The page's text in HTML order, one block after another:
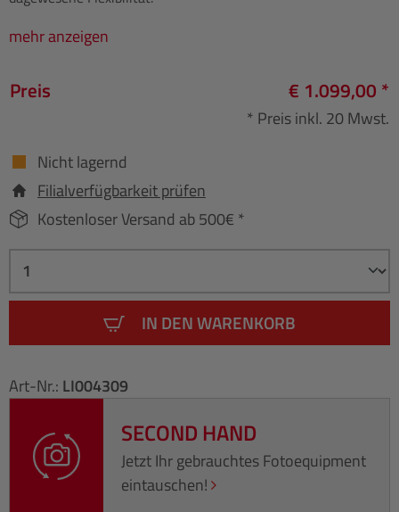
mehr anzeigen
Preis € 1.099,00 *
* Preis inkl. 20 Mwst.
Nicht lagernd
Filialverfügbarkeit prüfen
Kostenloser Versand ab 500€ *
IN DEN WARENKORB
Art-Nr.: LI004309
SECOND HAND
Jetzt Ihr gebrauchtes Fotoequipment
eintauschen!